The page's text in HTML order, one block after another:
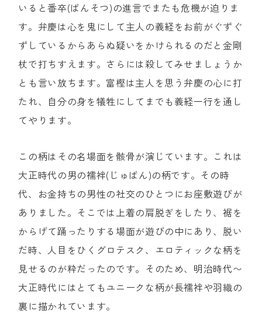
いると番卒(ばんそつ)の進言でまたも危機が迫りま
す。弁慶は心を鬼にして主人の義経をお前がぐずぐ
ずしているからあらぬ疑いをかけられるのだと金剛
杖で打ちすえます。さらには殺してみせましょうか
とも言い放ちます。富樫は主人を思う弁慶の心に打
たれ、自分の身を犠牲にしてまでも義経一行を通し
てやります。
この柄はその名場面を骸骨が演じています。これは
大正時代の男の襦袢(じゅばん)の柄です。その時
代、お金持ちの男性の社交のひとつにお座敷遊びが
ありました。そこでは上着の肩脱ぎをしたり、裾を
からげて踊ったりする場面が遊びの中にあり、脱い
だ時、人目をひくグロテスク、エロティックな柄を
見せるのが粋だったのです。そのため、明治時代〜
大正時代にはとてもユニークな柄が長襦袢や羽織の
裏に描かれています。